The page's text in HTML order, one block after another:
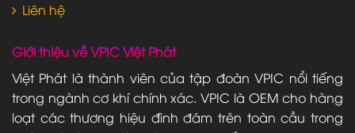
Liên hệ
Giới thiệu về VPIC Việt Phát
Việt Phát là thành viên của tập đoàn VPIC nổi tiếng
trong ngành cơ khí chính xác. VPIC là OEM cho hàng
loạt các thương hiệu đình đám trên toàn cầu trong